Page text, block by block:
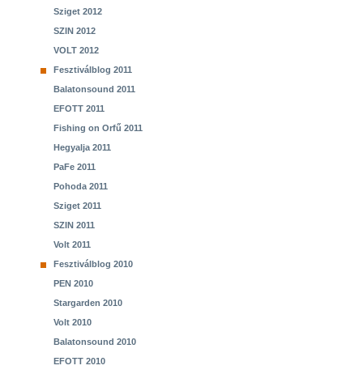
Sziget 2012
SZIN 2012
VOLT 2012
Fesztiválblog 2011
Balatonsound 2011
EFOTT 2011
Fishing on Orfű 2011
Hegyalja 2011
PaFe 2011
Pohoda 2011
Sziget 2011
SZIN 2011
Volt 2011
Fesztiválblog 2010
PEN 2010
Stargarden 2010
Volt 2010
Balatonsound 2010
EFOTT 2010